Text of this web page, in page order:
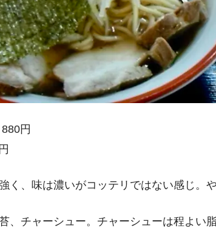
円
く、味は濃いがコッテリではない感じ。や
、チャーシュー。チャーシューは程よい